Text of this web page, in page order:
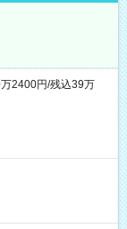
2400円/残込39万